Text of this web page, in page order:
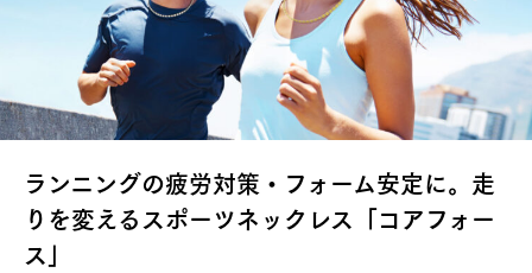
コアフォース通信
Language JP EN
FOLLOW US
ランニングの疲労対策・フォーム安定に。走
りを変えるスポーツネックレス「コアフォー
ス」